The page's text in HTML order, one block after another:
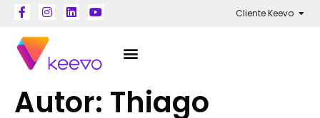
Cliente Keevo
Autor: Thiago